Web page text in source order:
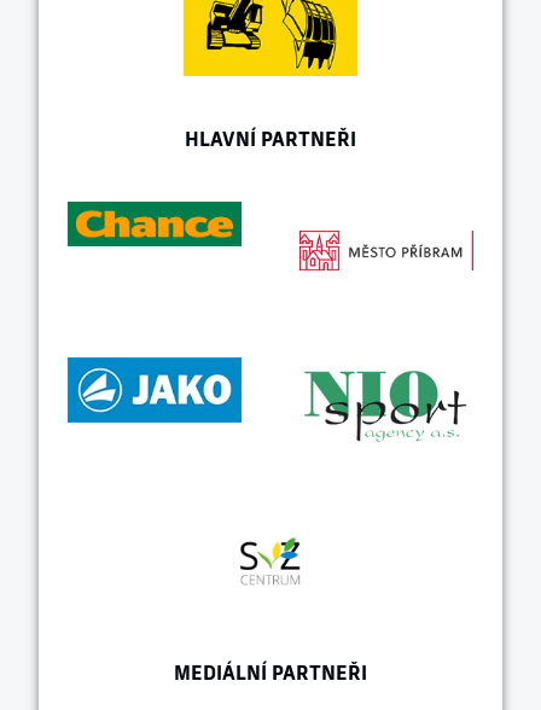
HLAVNÍ PARTNEŘI
MEDIÁLNÍ PARTNEŘI